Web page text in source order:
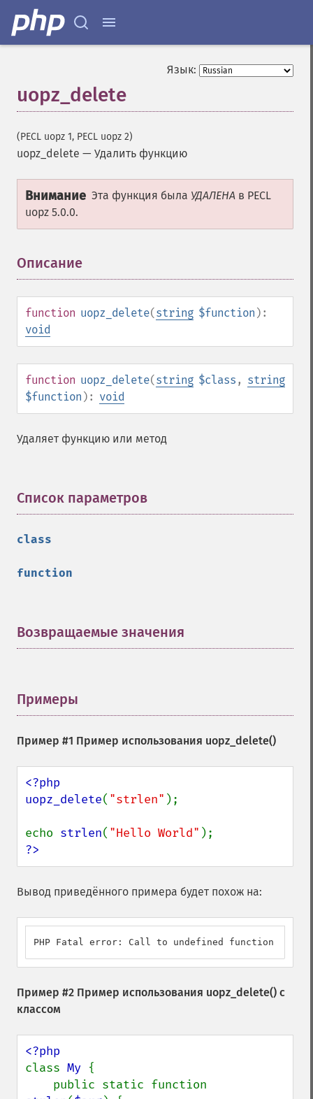
Язык:
uopz_delete
(PECL uopz 1, PECL uopz 2)
uopz_delete — Удалить функцию
Внимание Эта функция была УДАЛЕНА в PECL
uopz 5.0.0.
Описание
function uopz_delete(string $function ):
void
function uopz_delete(string $class , string
$function ): void
Удаляет функцию или метод
Список параметров
class
function
Возвращаемые значения
Примеры
Пример #1 Пример использования uopz_delete()
<?php
uopz_delete( "strlen" );
echo strlen( "Hello World"
?>
Вывод приведённого примера будет похож на:
PHP Fatal error: Call to undefined function
Пример #2 Пример использования uopz_delete() с
классом
class My {